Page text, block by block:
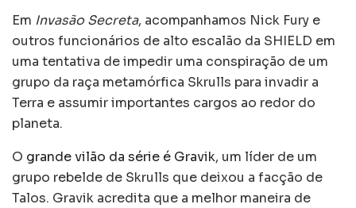
Em Invasão Secreta, acompanhamos Nick Fury e
outros funcionários de alto escalão da SHIELD em
uma tentativa de impedir uma conspiração de um
grupo da raça metamórfica Skrulls para invadir a
Terra e assumir importantes cargos ao redor do
planeta.
O grande vilão da série é Gravik, um líder de um
grupo rebelde de Skrulls que deixou a facção de
Talos. Gravik acredita que a melhor maneira de